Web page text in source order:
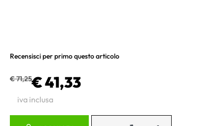
Recensisci per primo questo articolo
€ 71,25€ 41,33
iva inclusa